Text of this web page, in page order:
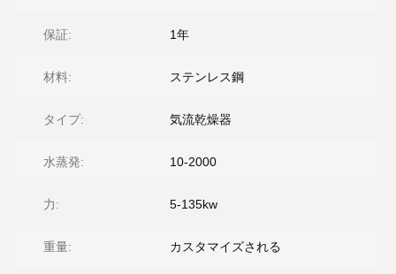
保証: 1年
材料: ステンレス鋼
タイプ: 気流乾燥器
水蒸発: 10-2000
力: 5-135kw
重量: カスタマイズされる